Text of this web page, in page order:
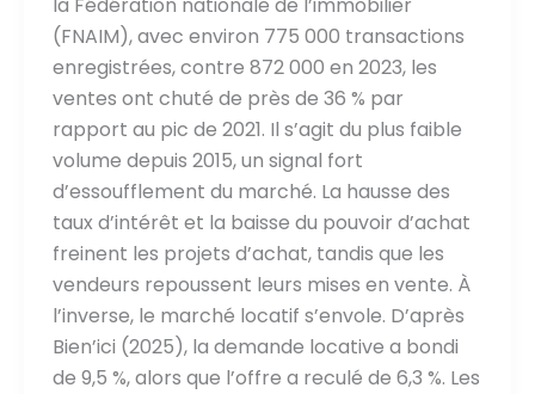
la Fédération nationale de l’immobilier
(FNAIM), avec environ 775 000 transactions
enregistrées, contre 872 000 en 2023, les
ventes ont chuté de près de 36 % par
rapport au pic de 2021. Il s’agit du plus faible
volume depuis 2015, un signal fort
d’essoufflement du marché. La hausse des
taux d’intérêt et la baisse du pouvoir d’achat
freinent les projets d’achat, tandis que les
vendeurs repoussent leurs mises en vente. À
l’inverse, le marché locatif s’envole. D’après
Bien’ici (2025), la demande locative a bondi
de 9,5 %, alors que l’offre a reculé de 6,3 %. Les